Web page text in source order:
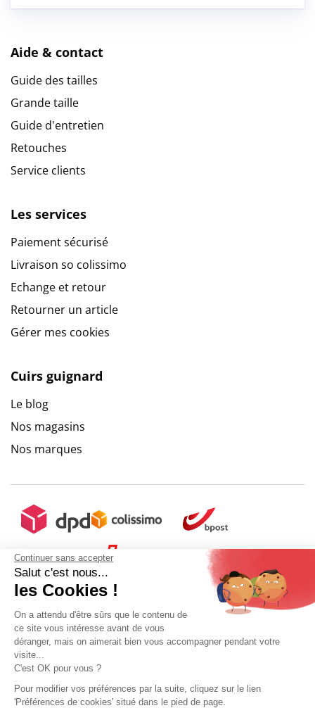
Continuer sans accepter
Salut c'est nous...
les Cookies !
On a attendu d'être sûrs que le contenu de
ce site vous intéresse avant de vous
déranger, mais on aimerait bien vous accompagner pendant votre
visite...
C'est OK pour vous ?
Pour modifier vos préférences par la suite, cliquez sur le lien
'Préférences de cookies' situé dans le pied de page.
Aide & contact
Guide des tailles
Grande taille
Guide d'entretien
Retouches
Service clients
Les services
Paiement sécurisé
Livraison so colissimo
Echange et retour
Retourner un article
Gérer mes cookies
Cuirs guignard
Le blog
Nos magasins
Nos marques